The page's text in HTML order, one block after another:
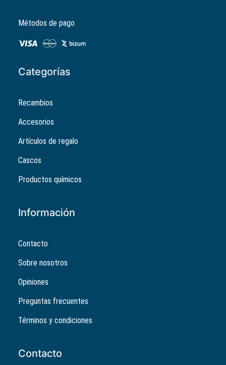
Métodos de pago
Categorías
Recambios
Accesorios
Artículos de regalo
Cascos
Productos químicos
Información
Contacto
Sobre nosotros
Opiniones
Preguntas frecuentes
Términos y condiciones
Contacto